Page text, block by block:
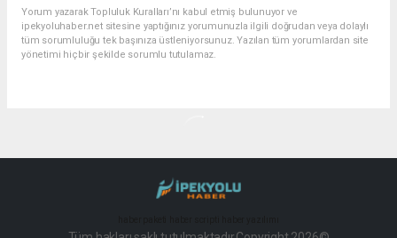
Yorum yazarak Topluluk Kuralları’nı kabul etmiş bulunuyor ve
ipekyoluhaber.net sitesine yaptığınız yorumunuzla ilgili doğrudan veya dolaylı
tüm sorumluluğu tek başınıza üstleniyorsunuz. Yazılan tüm yorumlardan site
yönetimi hiçbir şekilde sorumlu tutulamaz.